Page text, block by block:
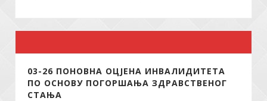
03-26 ПОНОВНА ОЦЈЕНА ИНВАЛИДИТЕТА
ПО ОСНОВУ ПОГОРШАЊА ЗДРАВСТВЕНОГ
СТАЊА